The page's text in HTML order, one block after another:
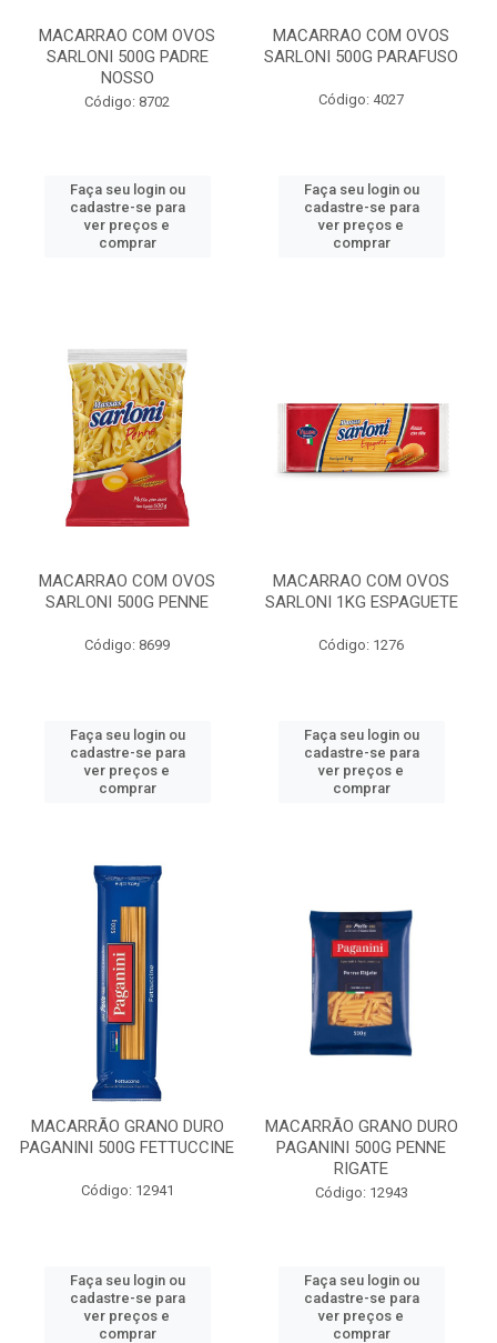
MACARRAO COM OVOS
SARLONI 500G PADRE
NOSSO
Código: 8702
Faça seu login ou
cadastre-se para
ver preços e
comprar
MACARRAO COM OVOS
SARLONI 500G PARAFUSO
Código: 4027
Faça seu login ou
cadastre-se para
ver preços e
comprar
MACARRAO COM OVOS
SARLONI 500G PENNE
Código: 8699
Faça seu login ou
cadastre-se para
ver preços e
comprar
MACARRAO COM OVOS
SARLONI 1KG ESPAGUETE
Código: 1276
Faça seu login ou
cadastre-se para
ver preços e
comprar
MACARRÃO GRANO DURO
PAGANINI 500G FETTUCCINE
Código: 12941
Faça seu login ou
cadastre-se para
ver preços e
comprar
MACARRÃO GRANO DURO
PAGANINI 500G PENNE
RIGATE
Código: 12943
Faça seu login ou
cadastre-se para
ver preços e
comprar